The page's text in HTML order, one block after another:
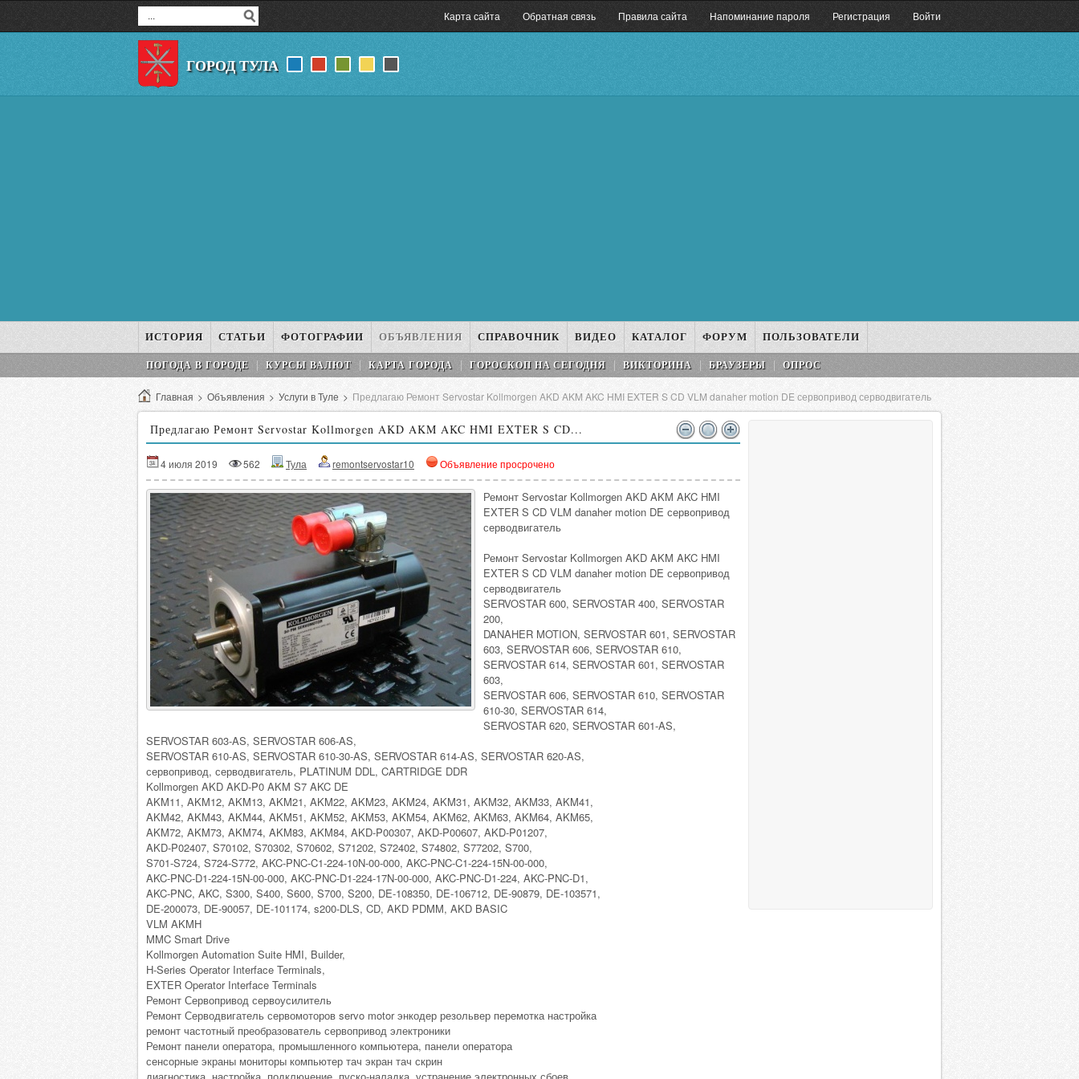
Карта сайта Обратная связь Правила сайта Напоминание пароля Регистрация Войти
ГОРОД ТУЛА
ИСТОРИЯ СТАТЬИ ФОТОГРАФИИ ОБЪЯВЛЕНИЯ СПРАВОЧНИК ВИДЕО КАТАЛОГ ФОРУМ ПОЛЬЗОВАТЕЛИ
ПОГОДА В ГОРОДЕ КУРСЫ ВАЛЮТ КАРТА ГОРОДА ГОРОСКОП НA СEГОДНЯ ВИКТОРИНА БРАУЗЕРЫ ОПРОС
Главная > Объявления > Услуги в Туле > Предлагаю Ремонт Servostar Kollmorgen AKD AKM AKC HMI EXTER S CD VLM danaher motion DE сервопривод серводвигатель
Предлагаю Ремонт Servostar Kollmorgen AKD AKM AKC HMI EXTER S CD...
4 июля 2019 562 Тула remontservostar10 Объявление просрочено
Ремонт Servostar Kollmorgen AKD AKM AKC HMI
EXTER S CD VLM danaher motion DE сервопривод
серводвигатель
Ремонт Servostar Kollmorgen AKD AKM AKC HMI
EXTER S CD VLM danaher motion DE сервопривод
серводвигатель
SERVOSTAR 600, SERVOSTAR 400, SERVOSTAR
200,
DANAHER MOTION, SERVOSTAR 601, SERVOSTAR
603, SERVOSTAR 606, SERVOSTAR 610,
SERVOSTAR 614, SERVOSTAR 601, SERVOSTAR
603,
SERVOSTAR 606, SERVOSTAR 610, SERVOSTAR
610-30, SERVOSTAR 614,
SERVOSTAR 620, SERVOSTAR 601-AS,
SERVOSTAR 603-AS, SERVOSTAR 606-AS,
SERVOSTAR 610-AS, SERVOSTAR 610-30-AS, SERVOSTAR 614-AS, SERVOSTAR 620-AS,
сервопривод, серводвигатель, PLATINUM DDL, CARTRIDGE DDR
Kollmorgen AKD AKD-P0 AKM S7 AKC DE
AKM11, AKM12, AKM13, AKM21, AKM22, AKM23, AKM24, AKM31, AKM32, AKM33, AKM41,
AKM42, AKM43, AKM44, AKM51, AKM52, AKM53, AKM54, AKM62, AKM63, AKM64, AKM65,
AKM72, AKM73, AKM74, AKM83, AKM84, AKD-P00307, AKD-P00607, AKD-P01207,
AKD-P02407, S70102, S70302, S70602, S71202, S72402, S74802, S77202, S700,
S701-S724, S724-S772, AKC-PNC-C1-224-10N-00-000, AKC-PNC-C1-224-15N-00-000,
AKC-PNC-D1-224-15N-00-000, AKC-PNC-D1-224-17N-00-000, AKC-PNC-D1-224, AKC-PNC-D1,
AKC-PNC, AKC, S300, S400, S600, S700, S200, DE-108350, DE-106712, DE-90879, DE-103571,
DE-200073, DE-90057, DE-101174, s200-DLS, CD, AKD PDMM, AKD BASIC
VLM AKMH
MMC Smart Drive
Kollmorgen Automation Suite HMI, Builder,
H-Series Operator Interface Terminals,
EXTER Operator Interface Terminals
Ремонт Сервопривод сервоусилитель
Ремонт Серводвигатель сервомоторов servo motor энкодер резольвер перемотка настройка
ремонт частотный преобразователь сервопривод электроники
Ремонт панели оператора, промышленного компьютера, панели оператора
сенсорные экраны мониторы компьютер тач экран тач скрин